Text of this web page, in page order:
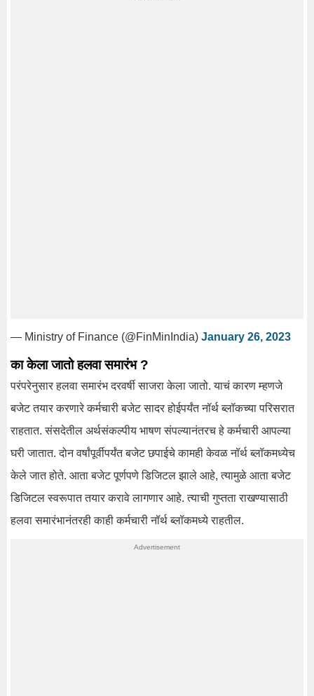
— Ministry of Finance (@FinMinIndia) January 26, 2023
का केला जातो हलवा समारंभ ?
परंपरेनुसार हलवा समारंभ दरवर्षी साजरा केला जातो. याचं कारण म्हणजे
बजेट तयार करणारे कर्मचारी बजेट सादर होईपर्यंत नॉर्थ ब्लॉकच्या परिसरात
राहतात. संसदेतील अर्थसंकल्पीय भाषण संपल्यानंतरच हे कर्मचारी आपल्या
घरी जातात. दोन वर्षांपूर्वीपर्यंत बजेट छपाईचे कामही केवळ नॉर्थ ब्लॉकमध्येच
केले जात होते. आता बजेट पूर्णपणे डिजिटल झाले आहे, त्यामुळे आता बजेट
डिजिटल स्वरूपात तयार करावे लागणार आहे. त्याची गुप्तता राखण्यासाठी
हलवा समारंभानंतरही काही कर्मचारी नॉर्थ ब्लॉकमध्ये राहतील.